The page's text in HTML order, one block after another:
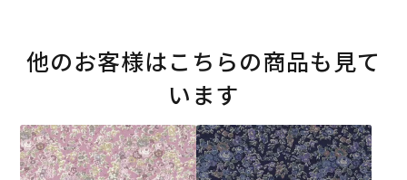
他のお客様はこちらの商品も見て
います